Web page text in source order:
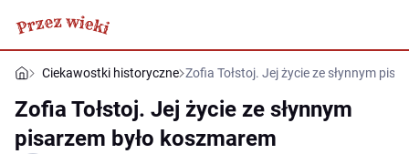
Ciekawostki historyczne Zofia Tołstoj. Jej życie ze słynnym
Zofia Tołstoj. Jej życie ze słynnym
pisarzem było koszmarem